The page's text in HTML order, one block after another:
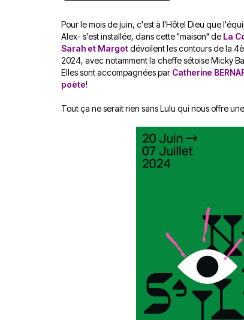
Pour le mois de juin, c'est à l'Hôtel Dieu que
Alex- s'est installée, dans cette "maison" de La
Sarah et Margotdévoilent les contours de la
2024, avec notamment la cheffe sétoise Micky
Elles sont accompagnées par Catherine
poète!
Tout ça ne serait rien sans Lulu qui nous offre